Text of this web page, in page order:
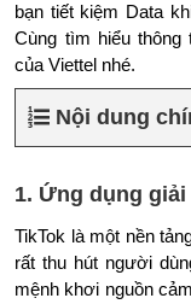
bạn tiết kiệm Data
Cùng tìm hiểu
của Viettel nhé.
Nội dung
1. Ứng dụng
TikTok là một nền
rất thu hút người
mệnh khơi nguồn